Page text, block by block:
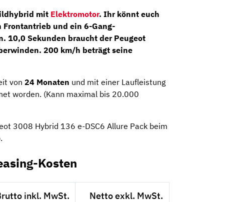
mit Elektromotor. Ihr könnt euch
Frontantrieb und ein 6-Gang-
10,0 Sekunden braucht der Peugeot
200 km/h beträgt seine
von 24 Monaten und mit einer Laufleistung
worden. (Kann maximal bis 20.000
3008 Hybrid 136 e-DSC6 Allure Pack beim
Kosten
inkl. MwSt. Netto exkl. MwSt.